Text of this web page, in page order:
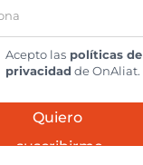
Acepto las políticas de
privacidad de OnAliat.